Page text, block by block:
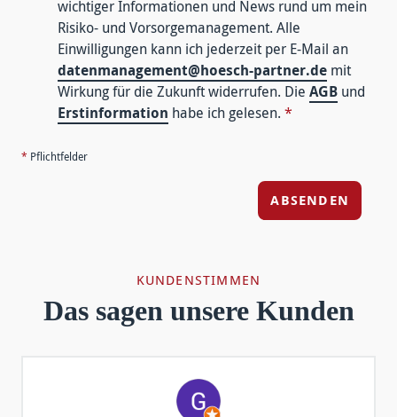
wichtiger Informationen und News rund um mein
Risiko- und Vorsorgemanagement. Alle
Einwilligungen kann ich jederzeit per E-Mail an
datenmanagement@hoesch-partner.de mit
Wirkung für die Zukunft widerrufen. DieAGB und
Erstinformation habe ich gelesen.*
* Pflichtfelder
ABSENDEN
KUNDENSTIMMEN
Das sagen unsere Kunden